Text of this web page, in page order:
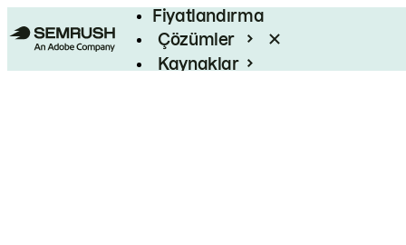
Fiyatlandırma
Çözümler
Kaynaklar